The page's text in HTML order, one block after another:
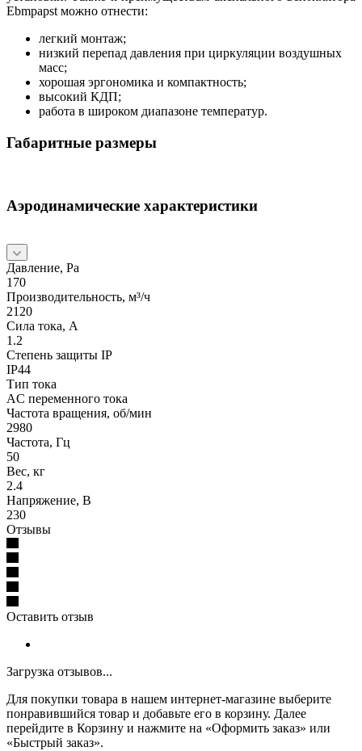
Ebmpapst можно отнести:
легкий монтаж;
низкий перепад давления при циркуляции воздушных
масс;
хорошая эргономика и компактность;
высокий КДП;
работа в широком диапазоне температур.
Габаритные размеры
Аэродинамические характеристики
Давление, Pa
170
Производительность, м³/ч
2120
Сила тока, А
1.2
Степень защиты IP
IP44
Тип тока
AC переменного тока
Частота вращения, об/мин
2980
Частота, Гц
50
Вес, кг
2.4
Напряжение, В
230
Отзывы
Оставить отзыв
Загрузка отзывов...
Для покупки товара в нашем интернет-магазине выберите
понравившийся товар и добавьте его в корзину. Далее
перейдите в Корзину и нажмите на «Оформить заказ» или
«Быстрый заказ».